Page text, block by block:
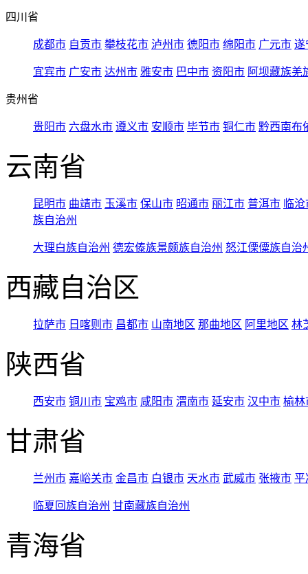
四川省
成都市 自贡市 攀枝花市 泸州市 德阳市 绵阳市 广元市 遂
宜宾市 广安市 达州市 雅安市 巴中市 资阳市 阿坝藏族羌
贵州省
贵阳市 六盘水市 遵义市 安顺市 毕节市 铜仁市 黔西南布
云南省
昆明市 曲靖市 玉溪市 保山市 昭通市 丽江市 普洱市 临
族自治州
大理白族自治州 德宏傣族景颇族自治州 怒江傈僳族自治
西藏自治区
拉萨市 日喀则市 昌都市 山南地区 那曲地区 阿里地区 林
陕西省
西安市 铜川市 宝鸡市 咸阳市 渭南市 延安市 汉中市 榆林
甘肃省
兰州市 嘉峪关市 金昌市 白银市 天水市 武威市 张掖市 平
临夏回族自治州 甘南藏族自治州
青海省